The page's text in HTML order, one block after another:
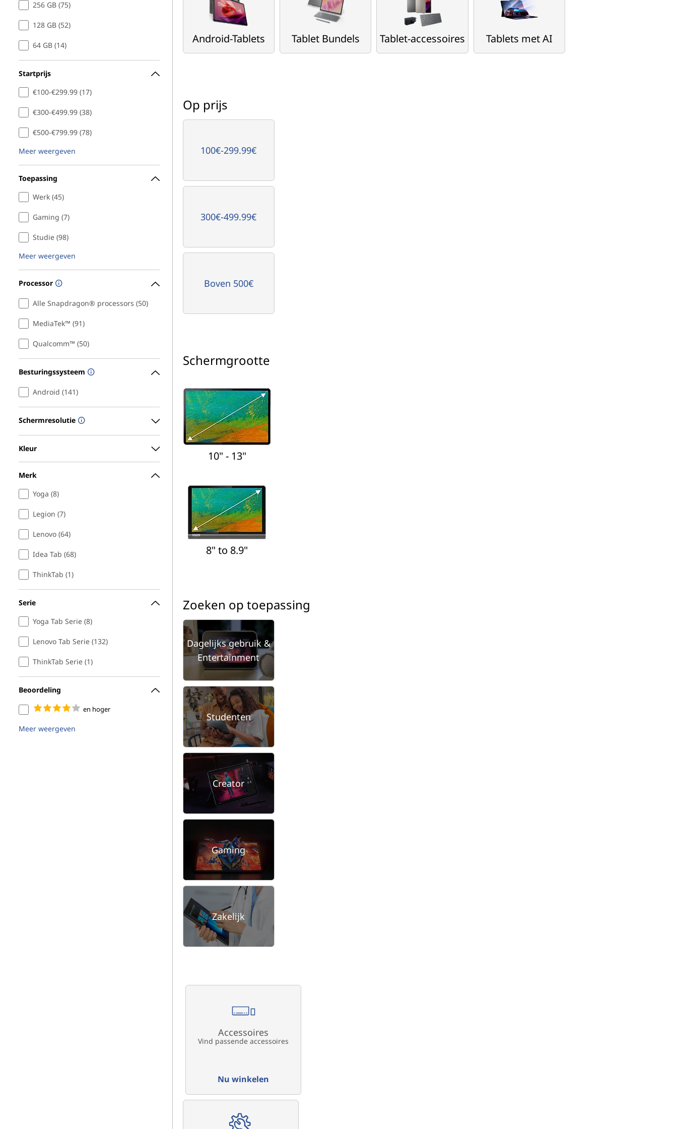
256 GB (75)
128 GB (52)
64 GB (14)
Startprijs
€100-€299.99 (17)
€300-€499.99 (38)
€500-€799.99 (78)
Meer weergeven
Toepassing
Werk (45)
Gaming (7)
Studie (98)
Meer weergeven
Processor
Alle Snapdragon® processors (50)
MediaTek™ (91)
Qualcomm™ (50)
Besturingssysteem
Android (141)
Schermresolutie
Kleur
Merk
Yoga (8)
Legion (7)
Lenovo (64)
Idea Tab (68)
ThinkTab (1)
Serie
Yoga Tab Serie (8)
Lenovo Tab Serie (132)
ThinkTab Serie (1)
Beoordeling
en hoger
Meer weergeven
Android-Tablets Tablet Bundels Tablet-accessoires Tablets met AI
Op prijs
100€-299.99€
300€-499.99€
Boven 500€
Schermgrootte
10" - 13"
8" to 8.9"
Zoeken op toepassing
Dagelijks gebruik &
Entertainment
Studenten
Creator
Gaming
Zakelijk
Accessoires
Vind passende accessoires
Nu winkelen